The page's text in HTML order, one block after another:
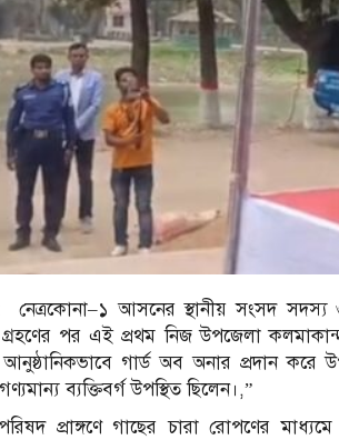
নেত্রকোনা–১ আসনের স্থানীয় সংসদ সদস্য ও
গ্রহণের পর এই প্রথম নিজ উপজেলা
আনুষ্ঠানিকভাবে গার্ড অব অনার প্রদান করে
ব্যক্তিবর্গ উপস্থিত ছিলেন।,”
প্রাঙ্গণে গাছের চারা রোপণের